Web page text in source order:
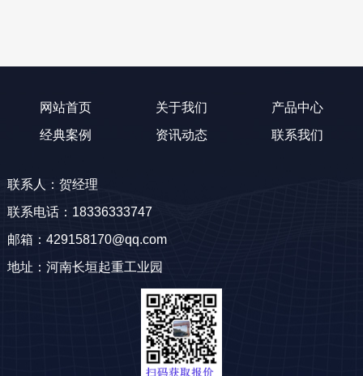
网站首页 关于我们
产品中心
经典案例
资讯动态 联系我们
联系人：贺经理
联系电话：18336333747
邮箱：429158170@qq.com
地址：河南长垣起重工业园